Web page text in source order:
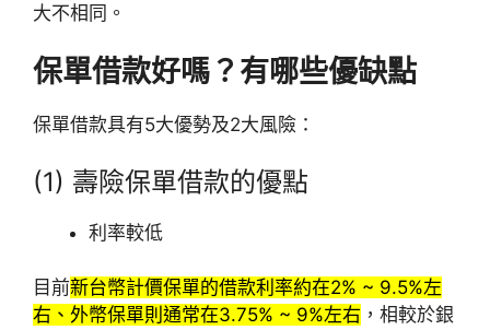
大不相同。
保單借款好嗎？有哪些優缺點
保單借款具有5大優勢及2大風險：
(1) 壽險保單借款的優點
利率較低
目前新台幣計價保單的借款利率約在2% ~ 9.5%左
右、外幣保單則通常在3.75% ~ 9%左右 ，相較於銀